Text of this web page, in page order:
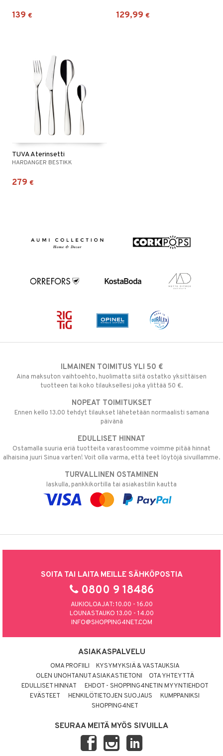
139 € 129,99 €
TUVA Aterinsetti
HARDANGER BESTIKK
279 €
ILMAINEN TOIMITUS YLI 50 €
Aina maksuton vaihtoehto, huolimatta siitä ostatko yksittäisen
tuotteen tai koko tilauksellesi joka ylittää 50 €.
NOPEAT TOIMITUKSET
Ennen kello 13.00 tehdyt tilaukset lähetetään normaalisti samana
päivänä
EDULLISET HINNAT
Ostamalla suuria eriä tuotteita varastoomme voimme pitää hinnat
alhaisina juuri Sinua varten! Voit olla varma, että teet löytöjä sivuillamme.
TURVALLINEN OSTAMINEN
laskulla, pankkikortilla tai asiakastilin kautta
SOITA TAI LAITA MEILLE SÄHKÖPOSTIA
0800 9 18486
AUKIOLOAJAT: 10.00 - 16.00
LOUNASTAUKO 13.00 - 14.00
INFO@SHOPPING4NET.COM
ASIAKASPALVELU
OMA PROFIILI
KYSYMYKSIÄ & VASTAUKSIA
OLEN UNOHTANUT ASIAKASTIETONI
OTA YHTEYTTÄ
EDULLISET HINNAT
EHDOT - SHOPPING4NETIN MYYNTIEHDOT
EVÄSTEET
HENKILÖTIETOJEN SUOJAUS
KUMPPANIKSI
SHOPPING4NET
SEURAA MEITÄ MYÖS SIVUILLA